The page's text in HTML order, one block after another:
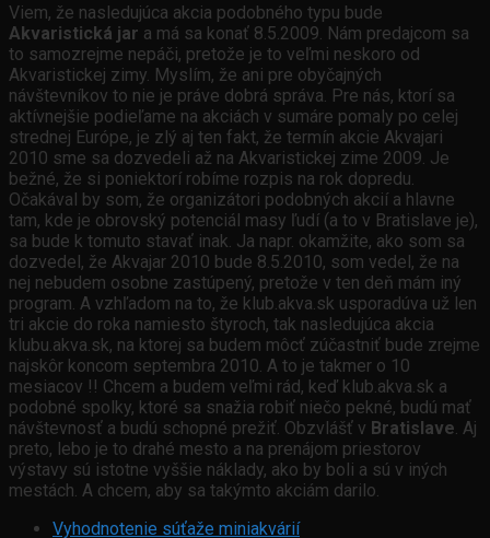
Viem, že nasledujúca akcia podobného typu bude
Akvaristická jar a má sa konať 8.5.2009. Nám predajcom sa
to samozrejme nepáči, pretože je to veľmi neskoro od
Akvaristickej zimy. Myslím, že ani pre obyčajných
návštevníkov to nie je práve dobrá správa. Pre nás, ktorí sa
aktívnejšie podieľame na akciách v sumáre pomaly po celej
strednej Európe, je zlý aj ten fakt, že termín akcie Akvajari
2010 sme sa dozvedeli až na Akvaristickej zime 2009. Je
bežné, že si poniektorí robíme rozpis na rok dopredu.
Očakával by som, že organizátori podobných akcií a hlavne
tam, kde je obrovský potenciál masy ľudí (a to v Bratislave je),
sa bude k tomuto stavať inak. Ja napr. okamžite, ako som sa
dozvedel, že Akvajar 2010 bude 8.5.2010, som vedel, že na
nej nebudem osobne zastúpený, pretože v ten deň mám iný
program. A vzhľadom na to, že klub.akva.sk usporadúva už len
tri akcie do roka namiesto štyroch, tak nasledujúca akcia
klubu.akva.sk, na ktorej sa budem môcť zúčastniť bude zrejme
najskôr koncom septembra 2010. A to je takmer o 10
mesiacov !! Chcem a budem veľmi rád, keď klub.akva.sk a
podobné spolky, ktoré sa snažia robiť niečo pekné, budú mať
návštevnosť a budú schopné prežiť. Obzvlášť v Bratislave. Aj
preto, lebo je to drahé mesto a na prenájom priestorov
výstavy sú istotne vyššie náklady, ako by boli a sú v iných
mestách. A chcem, aby sa takýmto akciám darilo.
Vyhodnotenie súťaže miniakvárií